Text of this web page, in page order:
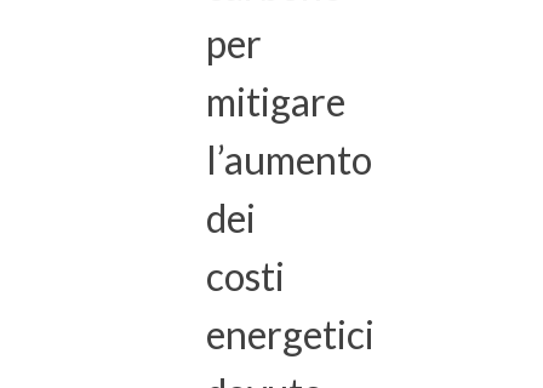
per
mitigare
l’aumento
dei
costi
energetici